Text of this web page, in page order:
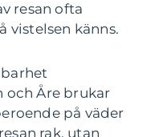
resan ofta
vistelsen känns.
och Åre brukar
på väder
rak, utan